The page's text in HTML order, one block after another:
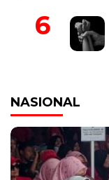
NASIONAL